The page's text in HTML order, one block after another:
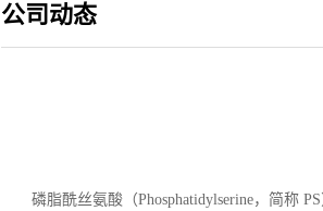
公司动态
磷脂酰丝氨酸（Phosphatidylserine，简称 PS